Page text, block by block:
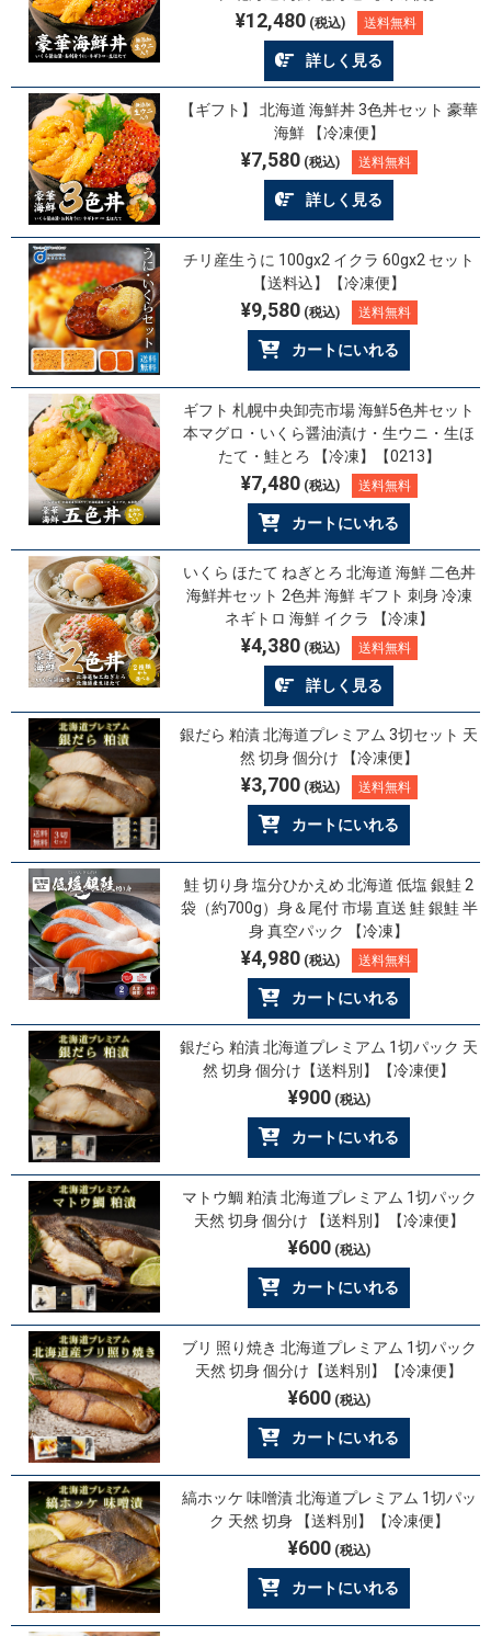
¥12,480(税込) 送料無料
詳しく見る
【ギフト】 北海道 海鮮丼 3色丼セット 豪華
海鮮 【冷凍便】
¥7,580(税込) 送料無料
詳しく見る
チリ産生うに 100gx2 イクラ 60gx2 セット
【送料込】【冷凍便】
¥9,580(税込) 送料無料
カートにいれる
ギフト 札幌中央卸売市場 海鮮5色丼セット
本マグロ・いくら醤油漬け・生ウニ・生ほ
たて・鮭とろ 【冷凍】【0213】
¥7,480(税込) 送料無料
カートにいれる
いくら ほたて ねぎとろ 北海道 海鮮 二色丼
海鮮丼セット 2色丼 海鮮 ギフト 刺身 冷凍
ネギトロ 海鮮 イクラ 【冷凍】
¥4,380(税込) 送料無料
詳しく見る
銀だら 粕漬 北海道プレミアム 3切セット 天
然 切身 個分け 【冷凍便】
¥3,700(税込) 送料無料
カートにいれる
鮭 切り身 塩分ひかえめ 北海道 低塩 銀鮭 2
袋（約700g）身＆尾付 市場 直送 鮭 銀鮭 半
身 真空パック 【冷凍】
¥4,980(税込) 送料無料
カートにいれる
銀だら 粕漬 北海道プレミアム 1切パック 天
然 切身 個分け【送料別】【冷凍便】
¥900(税込)
カートにいれる
マトウ鯛 粕漬 北海道プレミアム 1切パック
天然 切身 個分け 【送料別】【冷凍便】
¥600(税込)
カートにいれる
ブリ 照り焼き 北海道プレミアム 1切パック
天然 切身 個分け【送料別】【冷凍便】
¥600(税込)
カートにいれる
縞ホッケ 味噌漬 北海道プレミアム 1切パッ
ク 天然 切身 【送料別】【冷凍便】
¥600(税込)
カートにいれる